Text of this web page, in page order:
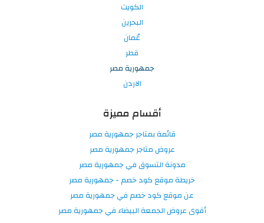
الكويت
البحرين
عُمان
قطر
جمهورية مصر
الاردن
أقسام مميزة
قائمة بمتاجر جمهورية مصر
عروض متاجر جمهورية مصر
مدونة التسوق في جمهورية مصر
خريطة موقع كود خصم - جمهورية مصر
عن موقع كود خصم في جمهورية مصر
أقوى عروض الجمعة البيضاء في جمهورية مصر